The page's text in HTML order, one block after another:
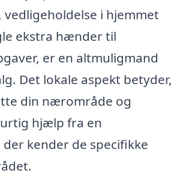
i hjemmet
ekstra hænder til
er en altmuligmand
Det lokale aspekt betyder,
din nærområde og
hjælp fra en
kender de specifikke